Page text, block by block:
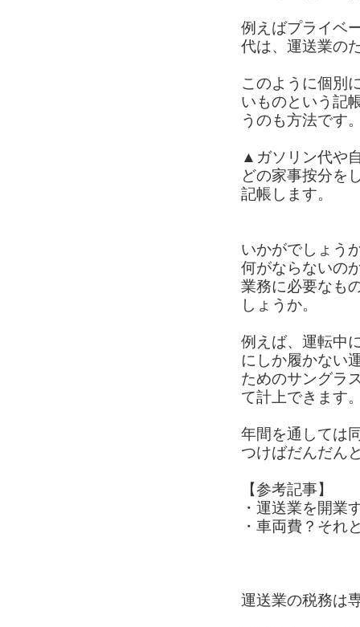
例えばプライベ
代は、運送業の
このように個別
いものという記
うのも方法です
▲ガソリン代や
どの家事按分を
記帳します。
いかがでしょう
何がならないの
業務に必要なも
しょうか。
例えば、運転中
にしか履かない
ためのサングラ
て計上できます
年間を通しては
つけばだんだん
【参考記事】
・運送業を開業
・車両費？それ
運送業の税務は